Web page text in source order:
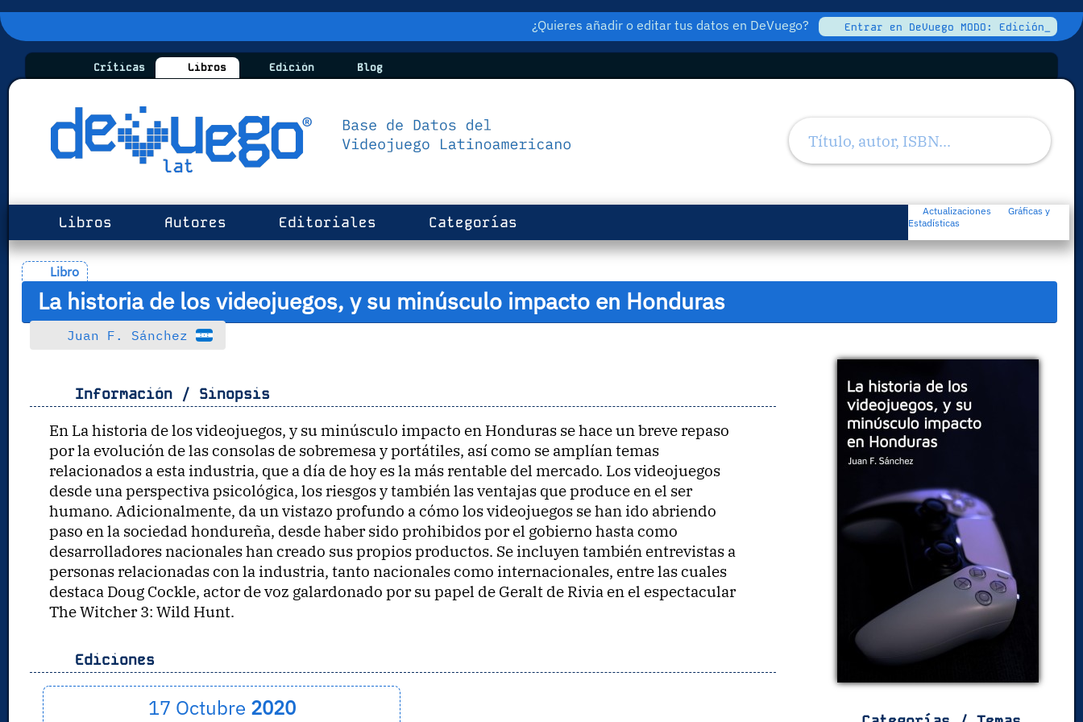
¿Quieres añadir o editar tus datos en DeVuego? Entrar en DeVuego MODO: Edición_
Críticas Libros Edición Blog
Libros Autores Editoriales Categorías
Actualizaciones
Gráficas y
Estadísticas
Libro
La historia de los videojuegos, y su minúsculo impacto en Honduras
Juan F. Sánchez
Información / Sinopsis
En La historia de los videojuegos, y su minúsculo impacto en Honduras se hace un breve repaso
por la evolución de las consolas de sobremesa y portátiles, así como se amplían temas
relacionados a esta industria, que a día de hoy es la más rentable del mercado. Los videojuegos
desde una perspectiva psicológica, los riesgos y también las ventajas que produce en el ser
humano. Adicionalmente, da un vistazo profundo a cómo los videojuegos se han ido abriendo
paso en la sociedad hondureña, desde haber sido prohibidos por el gobierno hasta como
desarrolladores nacionales han creado sus propios productos. Se incluyen también entrevistas a
personas relacionadas con la industria, tanto nacionales como internacionales, entre las cuales
destaca Doug Cockle, actor de voz galardonado por su papel de Geralt de Rivia en el espectacular
The Witcher 3: Wild Hunt.
Ediciones
17 Octubre 2020